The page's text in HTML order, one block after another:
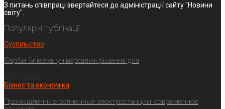
З питань співпраці звертайтеся до адміністрації сайту "Новини
світу".
Популярні публікації
Суспільство
Фарби Sniezka: універсальні рішення для
Бізнес та економіка
Промышленные солнечные электростанции: современное